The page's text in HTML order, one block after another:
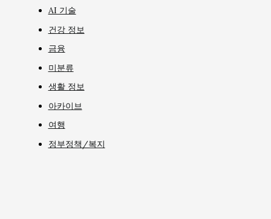
AI 기술
건강 정보
금융
미분류
생활 정보
아카이브
여행
정부정책/복지